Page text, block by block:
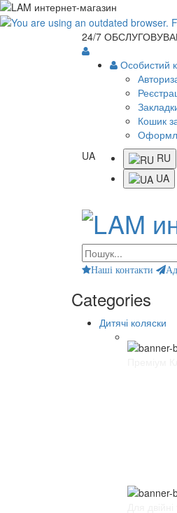
24/7
Особистий
Кошик
UA
RU
UA
Наші контакти
Categories
Дитячі коляски